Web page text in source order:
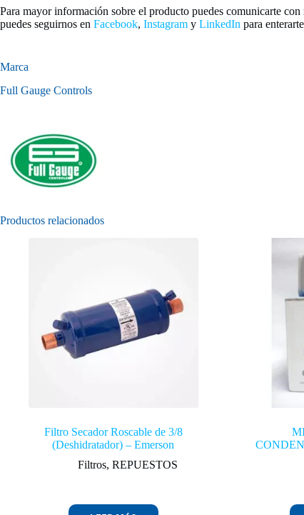
Para mayor información sobre el producto puedes comunicarte con
puedes seguirnos en Facebook, Instagram y LinkedIn para
Marca
Full Gauge Controls
Productos relacionados
Filtro Secador Roscable de 3/8
(Deshidratador) – Emerson
Filtros, REPUESTOS